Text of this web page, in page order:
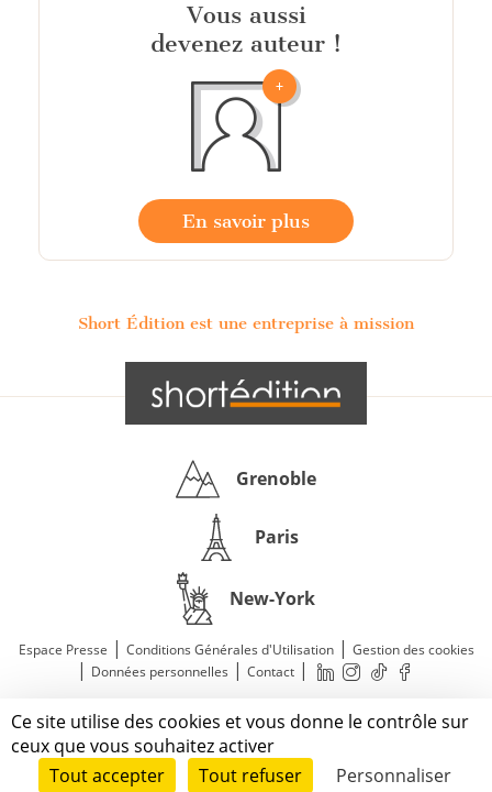
Ce site utilise des cookies et vous donne le contrôle sur
ceux que vous souhaitez activer
Tout accepter
Tout refuser Personnaliser
Vous aussi
devenez auteur !
En savoir plus
Short Édition est une entreprise à mission
Grenoble
Paris
New-York
Espace Presse | Conditions Générales d'Utilisation| Gestion des cookies
| Données personnelles| Contact|
Mentions légales